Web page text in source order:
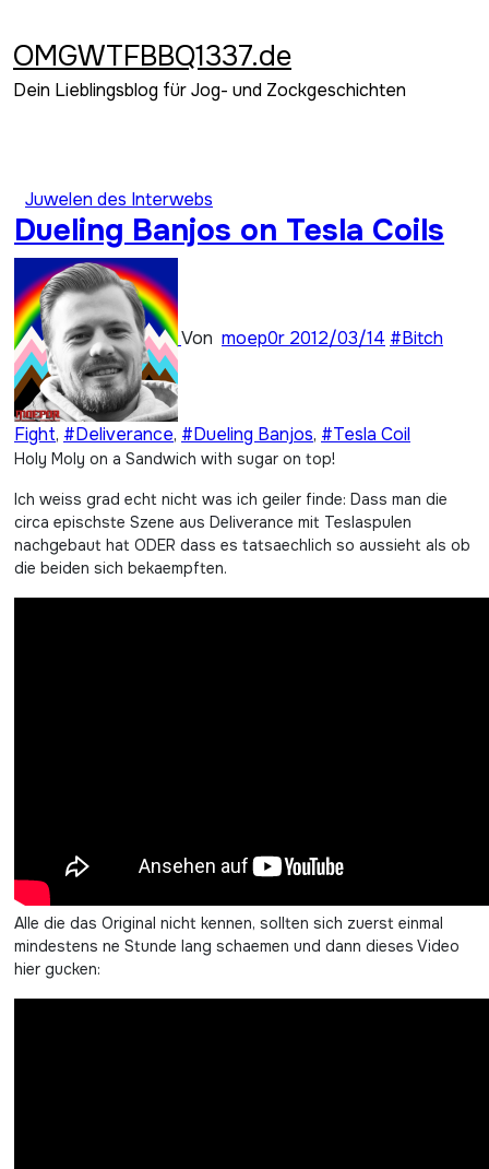
springen
OMGWTFBBQ1337.de
Dein Lieblingsblog für Jog- und Zockgeschichten
Juwelen des Interwebs
Dueling Banjos on Tesla Coils
Von moep0r 2012/03/14 #Bitch
Fight, #Deliverance, #Dueling Banjos, #Tesla Coil
Holy Moly on a Sandwich with sugar on top!
Ich weiss grad echt nicht was ich geiler finde: Dass man die
circa epischste Szene aus Deliverance mit Teslaspulen
nachgebaut hat ODER dass es tatsaechlich so aussieht als ob
die beiden sich bekaempften.
Alle die das Original nicht kennen, sollten sich zuerst einmal
mindestens ne Stunde lang schaemen und dann dieses Video
hier gucken: